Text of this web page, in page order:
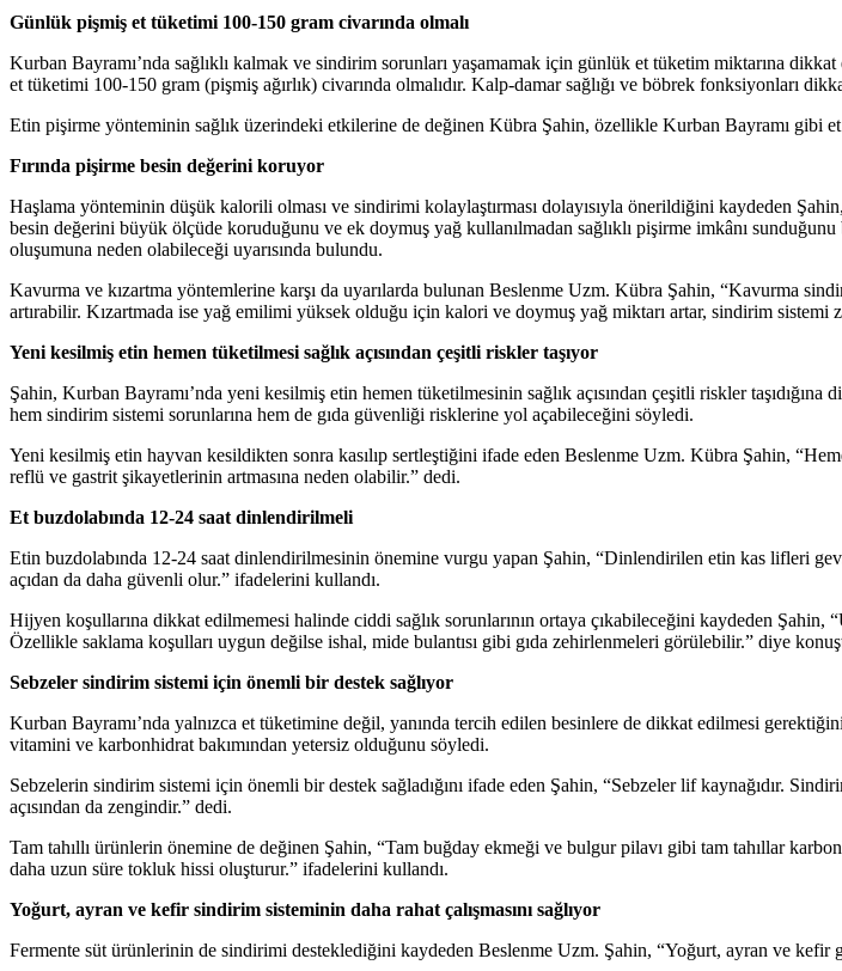
Günlük pişmiş et tüketimi 100-150 gram civarında olmalı
Kurban Bayramı’nda sağlıklı kalmak ve sindirim sorunları yaşamamak için günlük et tüketim miktarına
et tüketimi 100-150 gram (pişmiş ağırlık) civarında olmalıdır. Kalp-damar sağlığı ve böbrek fonksiyonları
Etin pişirme yönteminin sağlık üzerindeki etkilerine de değinen Kübra Şahin, özellikle Kurban Bayramı gibi
Fırında pişirme besin değerini koruyor
Haşlama yönteminin düşük kalorili olması ve sindirimi kolaylaştırması dolayısıyla önerildiğini kaydeden Şahin,
besin değerini büyük ölçüde koruduğunu ve ek doymuş yağ kullanılmadan sağlıklı pişirme imkânı
oluşumuna neden olabileceği uyarısında bulundu.
Kavurma ve kızartma yöntemlerine karşı da uyarılarda bulunan Beslenme Uzm. Kübra Şahin, “Kavurma
artırabilir. Kızartmada ise yağ emilimi yüksek olduğu için kalori ve doymuş yağ miktarı artar, sindirim sistemi
Yeni kesilmiş etin hemen tüketilmesi sağlık açısından çeşitli riskler taşıyor
Şahin, Kurban Bayramı’nda yeni kesilmiş etin hemen tüketilmesinin sağlık açısından çeşitli riskler
hem sindirim sistemi sorunlarına hem de gıda güvenliği risklerine yol açabileceğini söyledi.
Yeni kesilmiş etin hayvan kesildikten sonra kasılıp sertleştiğini ifade eden Beslenme Uzm. Kübra Şahin,
reflü ve gastrit şikayetlerinin artmasına neden olabilir.” dedi.
Et buzdolabında 12-24 saat dinlendirilmeli
Etin buzdolabında 12-24 saat dinlendirilmesinin önemine vurgu yapan Şahin, “Dinlendirilen etin kas lifleri
açıdan da daha güvenli olur.” ifadelerini kullandı.
Hijyen koşullarına dikkat edilmemesi halinde ciddi sağlık sorunlarının ortaya çıkabileceğini kaydeden
Özellikle saklama koşulları uygun değilse ishal, mide bulantısı gibi gıda zehirlenmeleri görülebilir.” diye
Sebzeler sindirim sistemi için önemli bir destek sağlıyor
Kurban Bayramı’nda yalnızca et tüketimine değil, yanında tercih edilen besinlere de dikkat edilmesi
vitamini ve karbonhidrat bakımından yetersiz olduğunu söyledi.
Sebzelerin sindirim sistemi için önemli bir destek sağladığını ifade eden Şahin, “Sebzeler lif kaynağıdır.
açısından da zengindir.” dedi.
Tam tahıllı ürünlerin önemine de değinen Şahin, “Tam buğday ekmeği ve bulgur pilavı gibi tam tahıllar
daha uzun süre tokluk hissi oluşturur.” ifadelerini kullandı.
Yoğurt, ayran ve kefir sindirim sisteminin daha rahat çalışmasını sağlıyor
Fermente süt ürünlerinin de sindirimi desteklediğini kaydeden Beslenme Uzm. Şahin, “Yoğurt, ayran ve kefir